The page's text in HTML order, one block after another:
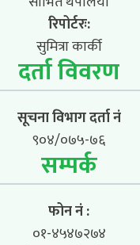
रिपोर्टरः:
सुमित्रा कार्की
दर्ता विवरण
सूचना विभाग दर्ता नं
९०४/०७५-७६
सम्पर्क
फोन नं :
०१-४५४७२७४